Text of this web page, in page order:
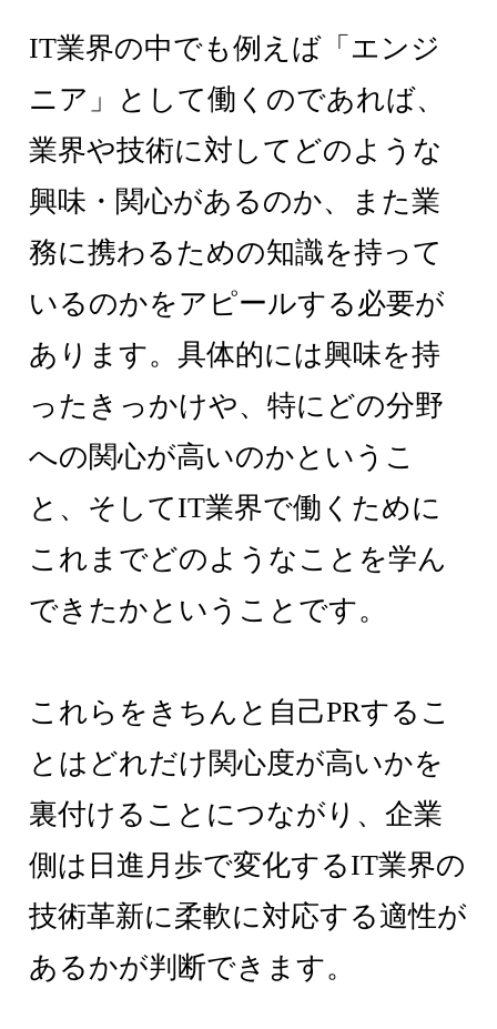
IT業界の中でも例えば「エンジ
ニア」として働くのであれば、
業界や技術に対してどのような
興味・関心があるのか、また業
務に携わるための知識を持って
いるのかをアピールする必要が
あります。具体的には興味を持
ったきっかけや、特にどの分野
への関心が高いのかというこ
と、そしてIT業界で働くために
これまでどのようなことを学ん
できたかということです。
これらをきちんと自己PRするこ
とはどれだけ関心度が高いかを
裏付けることにつながり、企業
側は日進月歩で変化するIT業界の
技術革新に柔軟に対応する適性が
あるかが判断できます。